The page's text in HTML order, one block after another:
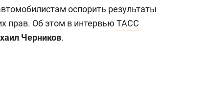
оспорить результаты
прав. Об этом в интервью ТАСС
Черников.